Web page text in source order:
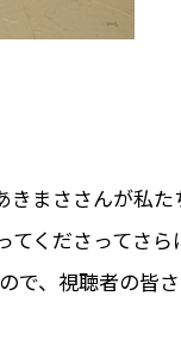
まささんが私
くださってさ
で、視聴者の皆